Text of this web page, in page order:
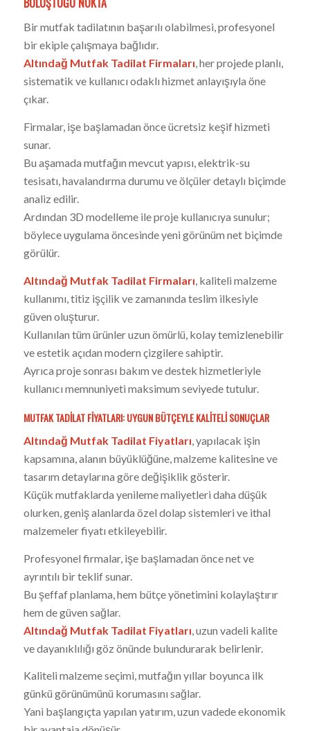
Bir mutfak tadilatının başarılı olabilmesi, profesyonel
bir ekiple çalışmaya bağlıdır.
Altındağ Mutfak Tadilat Firmaları, her projede planlı,
sistematik ve kullanıcı odaklı hizmet anlayışıyla öne
çıkar.
Firmalar, işe başlamadan önce ücretsiz keşif hizmeti
sunar.
Bu aşamada mutfağın mevcut yapısı, elektrik-su
tesisatı, havalandırma durumu ve ölçüler detaylı biçimde
analiz edilir.
Ardından 3D modelleme ile proje kullanıcıya sunulur;
böylece uygulama öncesinde yeni görünüm net biçimde
görülür.
Altındağ Mutfak Tadilat Firmaları , kaliteli malzeme
kullanımı, titiz işçilik ve zamanında teslim ilkesiyle
güven oluşturur.
Kullanılan tüm ürünler uzun ömürlü, kolay temizlenebilir
ve estetik açıdan modern çizgilere sahiptir.
Ayrıca proje sonrası bakım ve destek hizmetleriyle
kullanıcı memnuniyeti maksimum seviyede tutulur.
MUTFAK TADILAT FIYATLARI: UYGUN BÜTÇEYLE KALITELI SONUÇLAR
Altındağ Mutfak Tadilat Fiyatları, yapılacak işin
kapsamına, alanın büyüklüğüne, malzeme kalitesine ve
tasarım detaylarına göre değişiklik gösterir.
Küçük mutfaklarda yenileme maliyetleri daha düşük
olurken, geniş alanlarda özel dolap sistemleri ve ithal
malzemeler fiyatı etkileyebilir.
Profesyonel firmalar, işe başlamadan önce net ve
ayrıntılı bir teklif sunar.
Bu şeffaf planlama, hem bütçe yönetimini kolaylaştırır
hem de güven sağlar.
Altındağ Mutfak Tadilat Fiyatları , uzun vadeli kalite
ve dayanıklılığı göz önünde bulundurarak belirlenir.
Kaliteli malzeme seçimi, mutfağın yıllar boyunca ilk
günkü görünümünü korumasını sağlar.
Yani başlangıçta yapılan yatırım, uzun vadede ekonomik